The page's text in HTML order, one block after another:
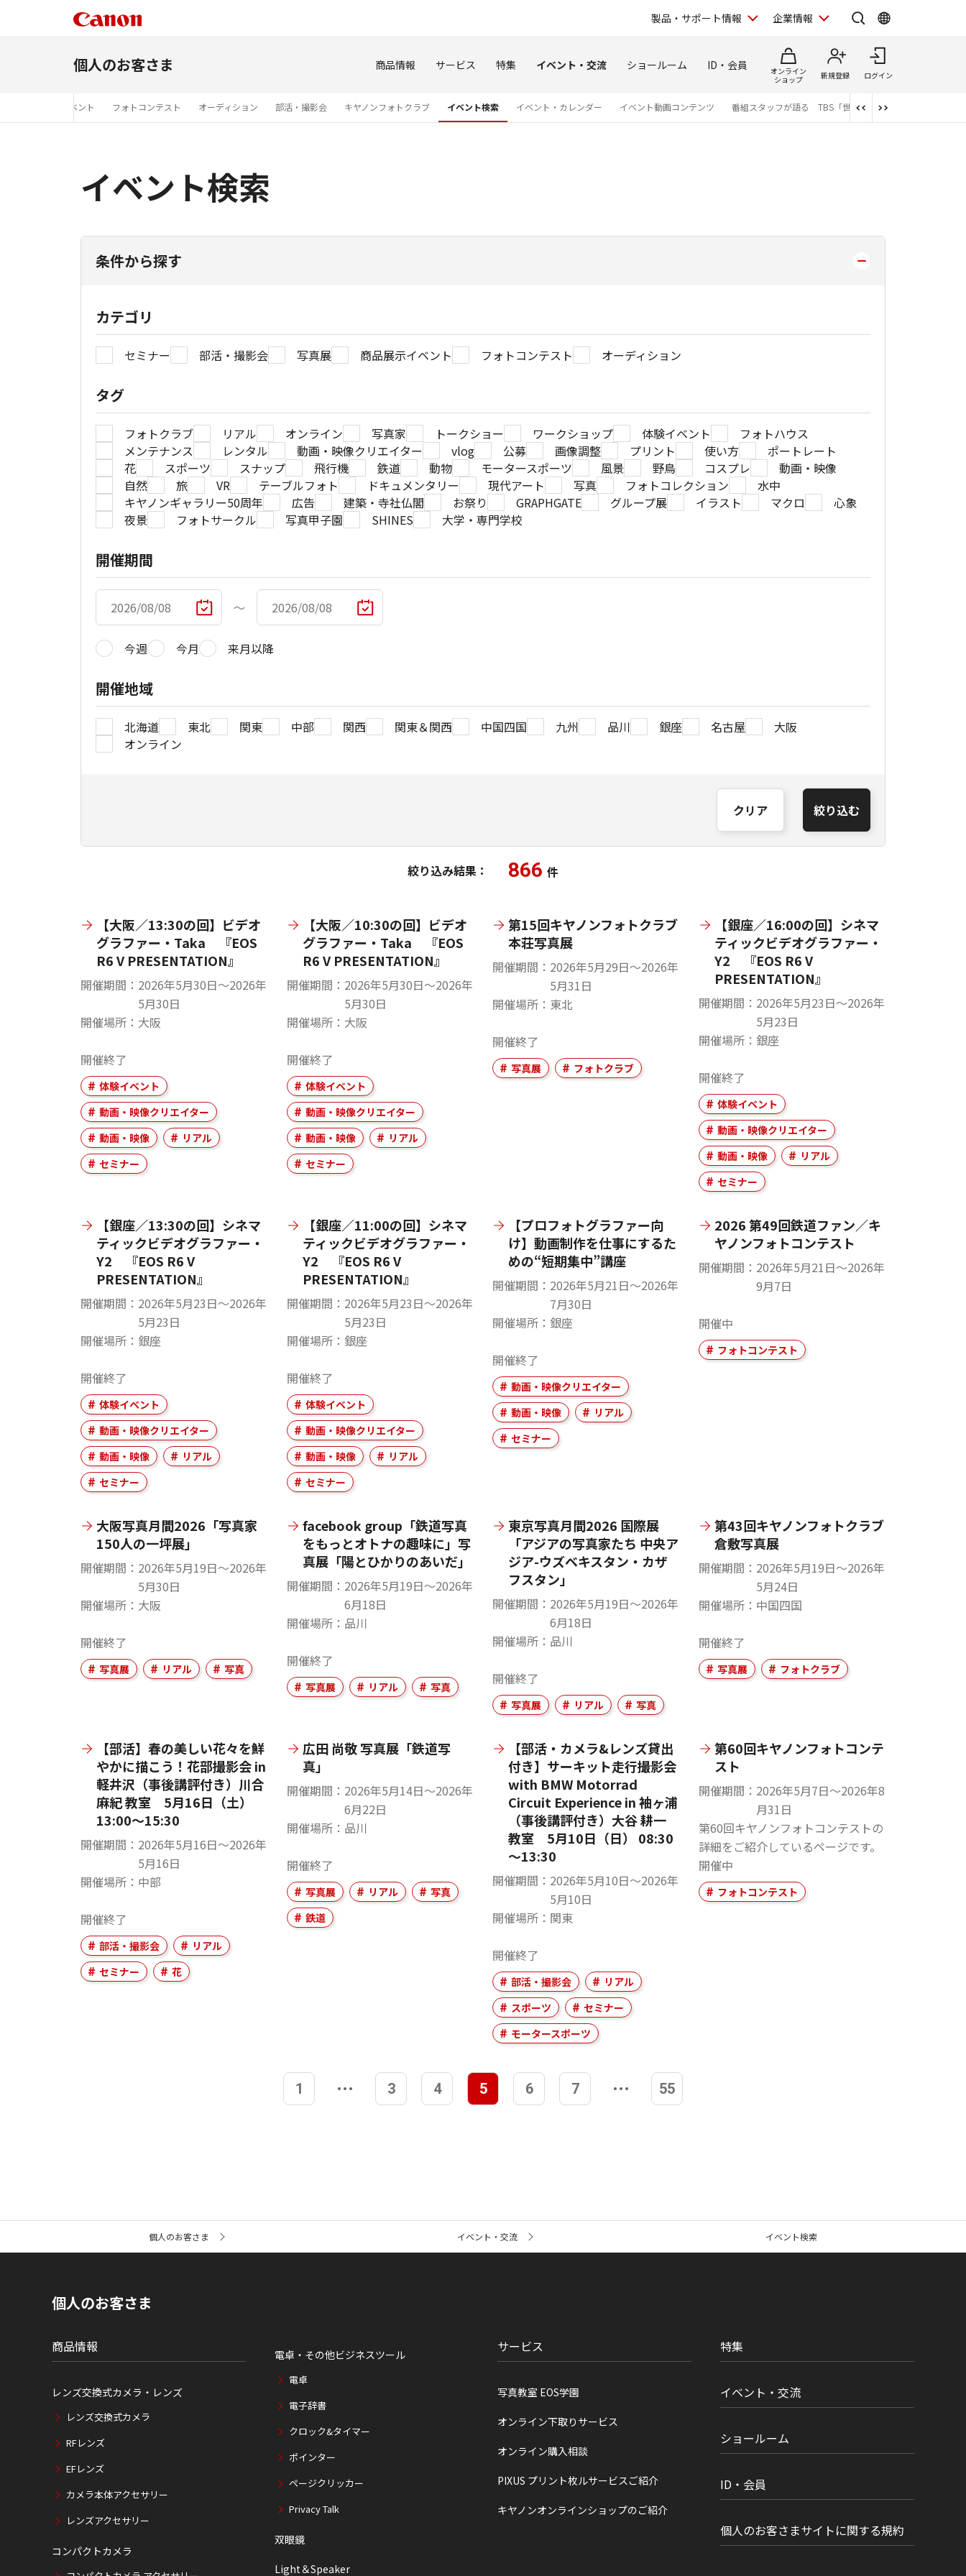
製品・サポート情報 企業情報
個人のお客さま 商品情報 サービス 特集 イベント・交流 ショールーム ID・会員
オンライン
ショップ
新規登録 ログイン
商品展示イベント フォトコンテスト オーディション 部活・撮影会 キヤノンフォトクラブ イベント検索 イベント・カレンダー イベント動画コンテンツ 番組スタッフが語る TBS「世界遺産」制作の裏側
イベント検索
条件から探す
カテゴリ
セミナー 部活・撮影会 写真展 商品展示イベント フォトコンテスト オーディション
タグ
フォトクラブ リアル オンライン 写真家 トークショー ワークショップ 体験イベント
フォトハウス
メンテナンス
レンタル 動画・映像クリエイター vlog 公募 画像調整 プリント 使い方
ポートレート
花
スポーツ スナップ 飛行機 鉄道 動物 モータースポーツ 風景 野鳥 コスプレ
動画・映像
自然
旅 VR テーブルフォト ドキュメンタリー 現代アート 写真 フォトコレクション
水中
キヤノンギャラリー50周年
広告 建築・寺社仏閣 お祭り GRAPHGATE グループ展 イラスト マクロ
心象
夜景
フォトサークル 写真甲子園 SHINES 大学・専門学校
開催期間
〜
今週 今月 来月以降
開催地域
北海道 東北 関東 中部 関西 関東＆関西 中国四国 九州 品川 銀座 名古屋
大阪
オンライン
クリア 絞り込む
絞り込み結果： 866 件
【大阪／13:30の回】ビデオ
グラファー・Taka 『EOS
R6 V PRESENTATION』
開催期間
2026年5月30日〜2026年
5月30日
開催場所
大阪
開催終了
体験イベント
動画・映像クリエイター
動画・映像
リアル
セミナー
【大阪／10:30の回】ビデオ
グラファー・Taka 『EOS
R6 V PRESENTATION』
開催期間
2026年5月30日〜2026年
5月30日
開催場所
大阪
開催終了
体験イベント
動画・映像クリエイター
動画・映像
リアル
セミナー
第15回キヤノンフォトクラブ
本荘写真展
開催期間
2026年5月29日〜2026年
5月31日
開催場所
東北
開催終了
写真展 フォトクラブ
【銀座／16:00の回】シネマ
ティックビデオグラファー・
Y2 『EOS R6 V
PRESENTATION』
開催期間
2026年5月23日〜2026年
5月23日
開催場所
銀座
開催終了
体験イベント
動画・映像クリエイター
動画・映像
リアル
セミナー
【銀座／13:30の回】シネマ
ティックビデオグラファー・
Y2 『EOS R6 V
PRESENTATION』
開催期間
2026年5月23日〜2026年
5月23日
開催場所
銀座
開催終了
体験イベント
動画・映像クリエイター
動画・映像
リアル
セミナー
【銀座／11:00の回】シネマ
ティックビデオグラファー・
Y2 『EOS R6 V
PRESENTATION』
開催期間
2026年5月23日〜2026年
5月23日
開催場所
銀座
開催終了
体験イベント
動画・映像クリエイター
動画・映像
リアル
セミナー
【プロフォトグラファー向
け】動画制作を仕事にするた
めの“短期集中”講座
開催期間
2026年5月21日〜2026年
7月30日
開催場所
銀座
開催終了
動画・映像クリエイター
動画・映像
リアル
セミナー
2026 第49回鉄道ファン／キ
ヤノンフォトコンテスト
開催期間
2026年5月21日〜2026年
9月7日
開催中
フォトコンテスト
大阪写真月間2026「写真家
150人の一坪展」
開催期間
2026年5月19日〜2026年
5月30日
開催場所
大阪
開催終了
写真展 リアル 写真
facebook group「鉄道写真
をもっとオトナの趣味に」写
真展「陽とひかりのあいだ」
開催期間
2026年5月19日〜2026年
6月18日
開催場所
品川
開催終了
写真展 リアル 写真
東京写真月間2026 国際展
「アジアの写真家たち 中央ア
ジア-ウズベキスタン・カザ
フスタン」
開催期間
2026年5月19日〜2026年
6月18日
開催場所
品川
開催終了
写真展 リアル 写真
第43回キヤノンフォトクラブ
倉敷写真展
開催期間
2026年5月19日〜2026年
5月24日
開催場所
中国四国
開催終了
写真展 フォトクラブ
【部活】春の美しい花々を鮮
やかに描こう！花部撮影会 in
軽井沢（事後講評付き）川合
麻紀 教室 5月16日（土）
13:00～15:30
開催期間
2026年5月16日〜2026年
5月16日
開催場所
中部
開催終了
部活・撮影会
リアル
セミナー
花
広田 尚敬 写真展「鉄道写
真」
開催期間
2026年5月14日〜2026年
6月22日
開催場所
品川
開催終了
写真展 リアル
写真
鉄道
【部活・カメラ&レンズ貸出
付き】サーキット走行撮影会
with BMW Motorrad
Circuit Experience in 袖ヶ浦
（事後講評付き）大谷 耕一
教室 5月10日（日） 08:30
～13:30
開催期間
2026年5月10日〜2026年
5月10日
開催場所
関東
開催終了
部活・撮影会
リアル
スポーツ
セミナー
モータースポーツ
第60回キヤノンフォトコンテ
スト
開催期間
2026年5月7日〜2026年8
月31日
第60回キヤノンフォトコンテストの
詳細をご紹介しているページです。
開催中
フォトコンテスト
1 3 4 5 6 7 55
ト
個人のお客さま イベント・交流 イベント検索
個人のお客さま
商品情報
レンズ交換式カメラ・レンズ
レンズ交換式カメラ
RFレンズ
EFレンズ
カメラ本体アクセサリー
レンズアクセサリー
コンパクトカメラ
電卓・その他ビジネスツール
電卓
電子辞書
クロック&タイマー
ポインター
ページクリッカー
Privacy Talk
双眼鏡
Light＆Speaker
サービス
写真教室 EOS学園
オンライン下取りサービス
オンライン購入相談
PIXUS プリント枚ルサービスご紹介
キヤノンオンラインショップのご紹介
特集
イベント・交流
ショールーム
ID・会員
個人のお客さまサイトに関する規約